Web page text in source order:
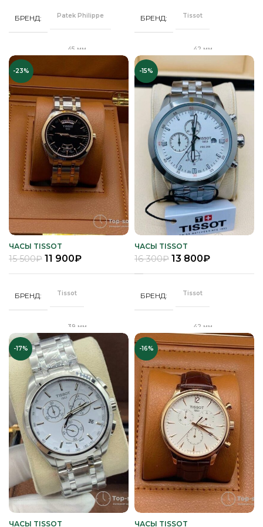
ЦВЕТ БРАСЛЕТА
ЦВЕТ КОРПУСА Серебро
ЦИФЕРБЛАТ Синий
ЦВЕТ КОРПУСА
ЦВЕТ РЕМЕШКА Черный
ЦИФЕРБЛАТ Черный
БРЕНД Patek Philippe
45 мм
ЗАСТЕЖКА
КОРПУС
Качественная
часовая сталь
МЕХАНИЗМ Механика
ПОКРЫТИЕ
Полное
защитное IPG
покрытие
Часы мужские
РЕМЕНЬ
ЦВЕТ КОРПУСА Золото
ЦВЕТ РЕМЕШКА Черный
ЦИФЕРБЛАТ Черный
БРЕНД Tissot
42 мм
ЗАСТЕЖКА Клипса
КОРПУС
Качественная
часовая сталь
МЕХАНИЗМ Кварц
ПОКРЫТИЕ
Полное
защитное IPS
покрытие
Часы мужские
РЕМЕНЬ
Сапфировое
ЦВЕТ КОРПУСА Серебро
ЦИФЕРБЛАТ Белый
ЦВЕТ БРАСЛЕТА Серебро
-23%
ЧАСЫ TISSOT
15 500₽ 11 900₽
БРЕНД Tissot
39 мм
ЗАСТЕЖКА "Бабочка"
КОРПУС
Качественная
часовая сталь
МЕХАНИЗМ Кварц
ПОКРЫТИЕ
Полное защитное
IPS покрытие
ПОЛ Часы мужские
-15%
ЧАСЫ TISSOT
16 300₽ 13 800₽
БРЕНД Tissot
42 мм
ЗАСТЕЖКА "Бабочка"
КОРПУС
Качественная
часовая сталь
МЕХАНИЗМ Кварц
ПОКРЫТИЕ
Полное
защитное IPS
покрытие
Часы мужские
-17%
ЧАСЫ TISSOT
-16%
ЧАСЫ TISSOT